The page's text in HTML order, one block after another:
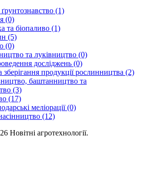
ґрунтознавство (1)
(0)
та біопаливо (1)
(5)
(0)
та луківництво (0)
досліджень (0)
зберігання продукції рослинництва (2)
баштанництво та
(3)
(17)
меліорації (0)
(12)
Новітні агротехнології.